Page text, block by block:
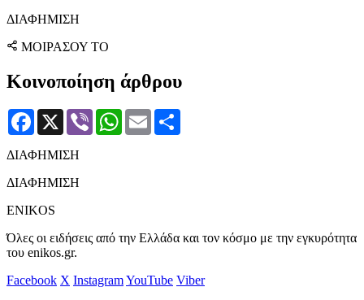
ΔΙΑΦΗΜΙΣΗ
ΜΟΙΡΑΣΟΥ ΤΟ
Κοινοποίηση άρθρου
Facebook
X Viber WhatsApp
Email
ΔΙΑΦΗΜΙΣΗ
ΔΙΑΦΗΜΙΣΗ
ENIKOS
Όλες οι ειδήσεις από την Ελλάδα και τον κόσμο με την εγκυρότητα
του enikos.gr.
Facebook X InstagramYouTube Viber